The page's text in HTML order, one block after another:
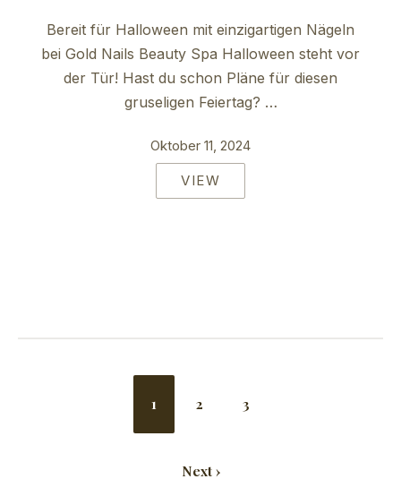
Bereit für Halloween mit einzigartigen Nägeln
bei Gold Nails Beauty Spa Halloween steht vor
der Tür! Hast du schon Pläne für diesen
gruseligen Feiertag? …
Oktober 11, 2024
VIEW
1 2 3
Next ›